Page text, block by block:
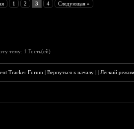
1 2 3 4 Следующая »
тему: 1 Гость(ей)
Tracker Forum |Вернуться к началу ||Лёгкий